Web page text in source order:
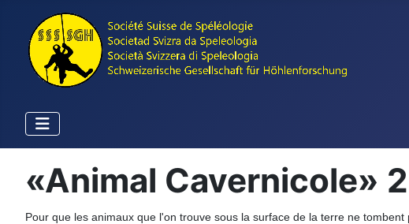
«Animal Cavernicole»
Pour que les animaux que l'on trouve sous la surface de la terre ne